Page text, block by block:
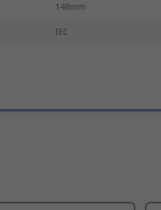
148mm
IEC